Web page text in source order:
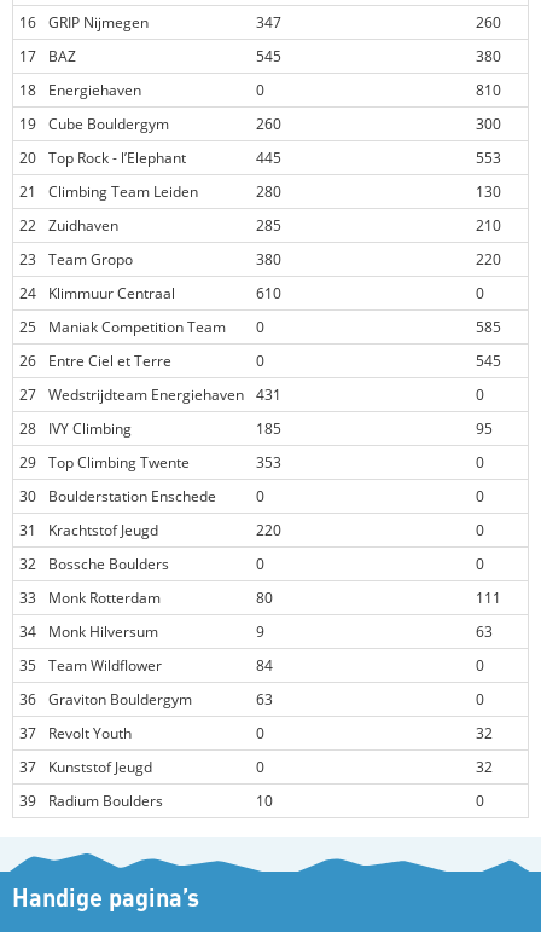
16 GRIP Nijmegen 347
260
17
BAZ 545
380
18
Energiehaven 0
810
19 Cube Bouldergym 260
300
20 Top Rock - l’Elephant 445
553
21
Climbing Team Leiden 280
130
22 Zuidhaven 285
210
23
Team Gropo 380
220
24
Klimmuur Centraal 610
0
25
Maniak Competition Team 0
585
26
Entre Ciel et Terre 0
545
27 Wedstrijdteam Energiehaven 431
0
28
IVY Climbing 185
95
29 Top Climbing Twente 353
0
30
Boulderstation Enschede 0
0
31
Krachtstof Jeugd 220
0
32
Bossche Boulders 0
0
33
Monk Rotterdam 80
111
34
Monk Hilversum 9
63
35 Team Wildflower 84
0
36 Graviton Bouldergym 63
0
37
Revolt Youth 0
32
37
Kunststof Jeugd 0
32
39
Radium Boulders 10 0
Handige pagina’s